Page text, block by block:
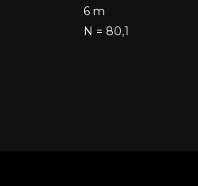
6 m
N = 80,1